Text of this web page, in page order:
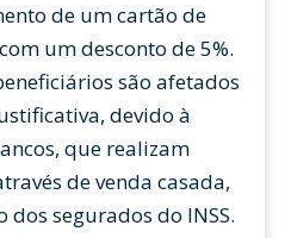
de um cartão de
um desconto de 5%.
são afetados
devido à
que realizam
de venda casada,
dos segurados do INSS.